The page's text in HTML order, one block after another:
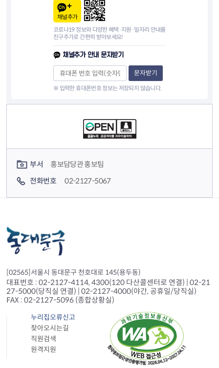
채널추가
코로나19 정보와 다양한 혜택·지원·일자리 안내를
친구추가로 간편히 받아보세요!
채널추가 안내 문자받기
문자받기
※ 입력한 휴대폰번호 정보는 저장되지 않습니다.
부서
홍보담당관 홍보팀
전화번호
02-2127-5067
[02565]서울시 동대문구 천호대로 145(용두동)
대표번호 : 02-2127-4114, 4300(120 다산콜센터로 연결) | 02-21
27-5000(당직실 연결) | 02-2127-4000(야간, 공휴일/당직실)
FAX : 02-2127-5096 (종합상황실)
누리집오류신고
찾아오시는길
직원검색
원격지원